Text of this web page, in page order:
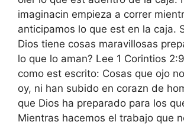
imaginacin empieza a correr
anticipamos lo que est en la caja.
Dios tiene cosas maravillosas
lo que lo aman? Lee 1 Corintios
como est escrito: Cosas que ojo
oy, ni han subido en corazn de
que Dios ha preparado para los
Mientras hacemos el trabajo que